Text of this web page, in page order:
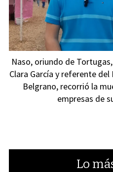
Naso, oriundo de
Clara García y referente
Belgrano, recorrió la
empresas de
Lo